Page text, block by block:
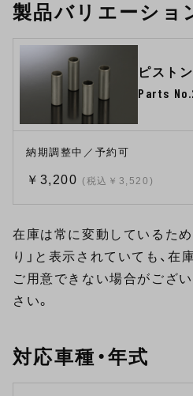
製品バリエーショ
ピスト
Parts
納期調整中／予約可
￥3,200 (税込￥3,520)
在庫は常に変動しているため
り」と表示されていても、在
ご用意できない場合がござ
さい。
対応車種・年式